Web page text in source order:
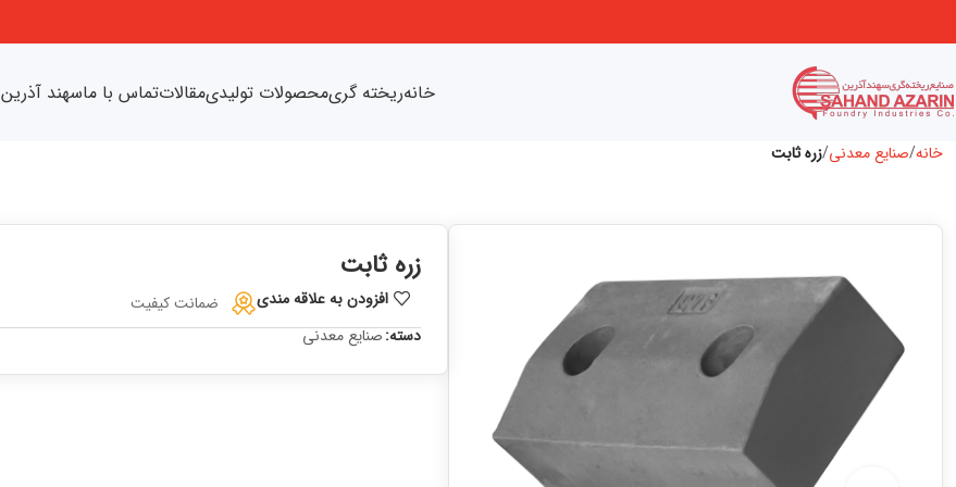
خانهریخته گریمحصولات تولیدیمقالاتتماس با ماسهند آذرین
خانه صنایع معدنی زره ثابت
زره ثابت
افزودن به علاقه مندی
ضمانت کیفیت
دسته:صنایع معدنی